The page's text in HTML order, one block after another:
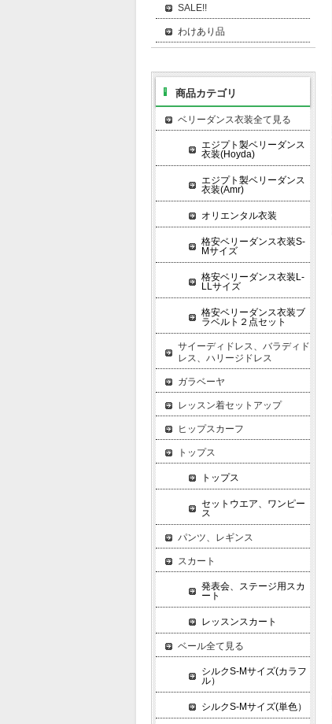
SALE!!
わけあり品
商品カテゴリ
ベリーダンス衣装全て見る
エジプト製ベリーダンス
衣装(Hoyda)
エジプト製ベリーダンス
衣装(Amr)
オリエンタル衣装
格安ベリーダンス衣装S-
Mサイズ
格安ベリーダンス衣装L-
LLサイズ
格安ベリーダンス衣装ブ
ラベルト２点セット
サイーディドレス、バラディド
レス、ハリージドレス
ガラベーヤ
レッスン着セットアップ
ヒップスカーフ
トップス
トップス
セットウエア、ワンピー
ス
パンツ、レギンス
スカート
発表会、ステージ用スカ
ート
レッスンスカート
ベール全て見る
シルクS-Mサイズ(カラフ
ル）
シルクS-Mサイズ(単色）